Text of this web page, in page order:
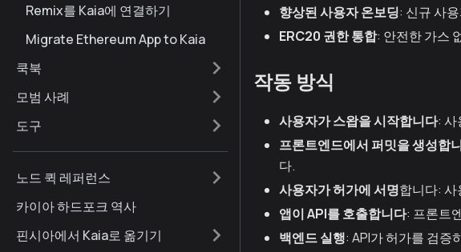
Remix를 Kaia에 연결하기
Migrate Ethereum App to Kaia
쿡북
모범 사례
도구
노드 퀵 레퍼런스
카이아 하드포크 역사
핀시아에서 Kaia로 옮기기
향상된 사용자 온보딩: 신규 사
ERC20 권한 통합: 안전한 가스
작동 방식
사용자가 스왑을 시작합니다: 사
프론트엔드에서 퍼밋을 생성합
다.
사용자가 허가에 서명합니다:
앱이 API를 호출합니다: 프론트
백엔드 실행: API가 허가를 검증